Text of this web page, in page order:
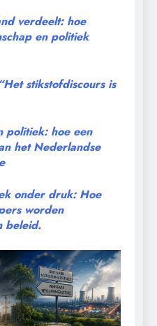
verdeelt: hoe
en politiek
stikstofdiscours is
politiek: hoe een
het Nederlandse
onder druk: Hoe
worden
beleid.